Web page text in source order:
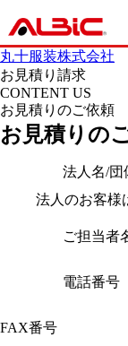
丸十服装株式会社
お見積り請求
CONTENT US
お見積りのご依頼
お見積りの
法人名/団
法人のお客様
ご担当者
電話番号
FAX番号